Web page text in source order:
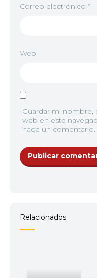
11
Correo electrónico *
Web
Guardar mi nombre,
web en este
haga un comentario.
Relacionados